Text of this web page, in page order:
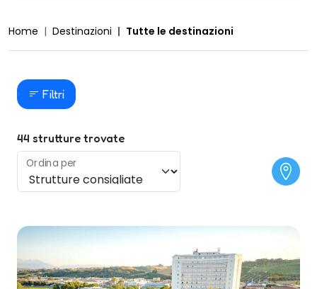
Home Destinazioni Tutte le destinazioni
Filtri
44 strutture trovate
Ordina per